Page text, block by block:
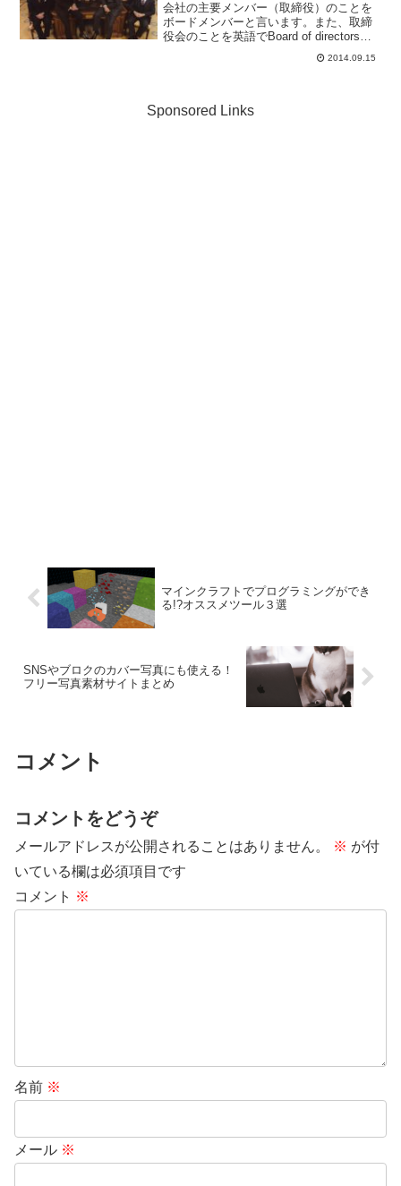
会社の主要メンバー（取締役）のことを
ボードメンバーと言います。また、取締
役会のことを英語でBoard of directorsと
言います（複数のメンバーで構成される
ので、directorsと通常複数形で用いま
2014.09.15
Sponsored Links
マインクラフトでプログラミングができ
る!?オススメツール３選
SNSやブロクのカバー写真にも使える！
フリー写真素材サイトまとめ
コメント
コメントをどうぞ
メールアドレスが公開されることはありません。 ※ が付
いている欄は必須項目です
コメント ※
名前 ※
メール ※